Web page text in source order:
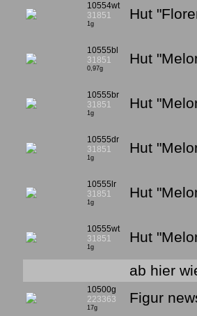
10554wt
31851
1g
Hut
10555bl
31851
0,97g
Hut
10555br
31851
1g
Hut
10555dr
31851
1g
Hut
10555lr
31851
1g
Hut
10555wt
31851
1g
Hut
ab hier
10500g
223363
17g
Figur